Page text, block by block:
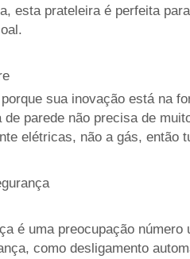
esta prateleira é perfeita
sua inovação está na
parede não precisa de
elétricas, não a gás,
é uma preocupação número
como desligamento